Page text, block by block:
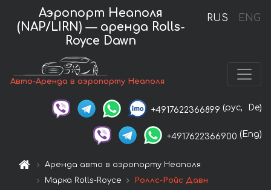
RUS ENG
Аэропорт Неаполя
(NAP/LIRN) — аренда Rolls-
Royce Dawn
Авто-Аренда в аэропорту Неаполя
+4917622366899 (рус, De)
+4917622366900 (Eng)
Аренда авто в аэропорту Неаполя
Марка Rolls-Royce
Роллс-Ройс Давн